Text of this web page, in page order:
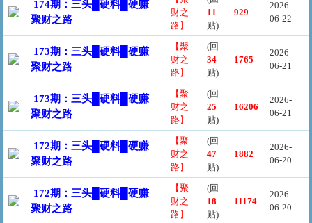
174期：三头█硬料█硬赚
聚财之路
财之
路】
11
贴)
929
2026-
06-22
173期：三头█硬料█硬赚
聚财之路
【聚
财之
路】
(回
34
贴)
1765
2026-
06-21
173期：三头█硬料█硬赚
聚财之路
【聚
财之
路】
(回
25
贴)
16206
2026-
06-21
172期：三头█硬料█硬赚
聚财之路
【聚
财之
路】
(回
47
贴)
1882
2026-
06-20
172期：三头█硬料█硬赚
聚财之路
【聚
财之
路】
(回
18
贴)
11174
2026-
06-20